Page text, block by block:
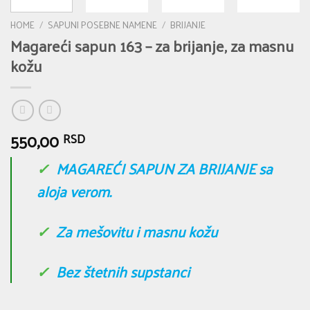
HOME / SAPUNI POSEBNE NAMENE / BRIJANJE
Magareći sapun 163 – za brijanje, za masnu
kožu
550,00 RSD
✓MAGAREĆI SAPUN ZA BRIJANJE sa
aloja verom.
✓Za mešovitu i masnu kožu
✓ Bez štetnih supstanci